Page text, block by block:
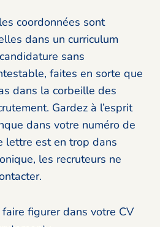
coordonnées sont
dans un curriculum
sans
faites en sorte que
dans la corbeille des
Gardez à l’esprit
dans votre numéro de
lettre est en trop dans
les recruteurs ne
figurer dans votre CV